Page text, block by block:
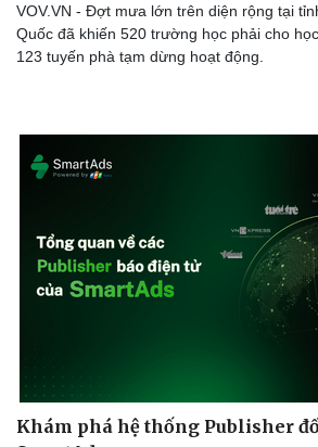
VOV.VN - Đợt mưa lớn trên diện rộng tại
Quốc đã khiến 520 trường học phải cho
123 tuyến phà tạm dừng hoạt động.
Khám phá hệ thống Publisher